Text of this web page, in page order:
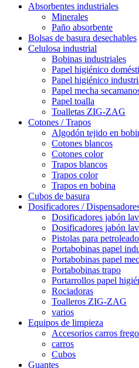
Absorbentes industriales
Minerales
Paño absorbente
Bolsas de basura desechables
Celulosa industrial
Bobinas industriales
Papel higiénico
Papel higiénico
Papel mecha
Papel toalla
Toalletas ZIG-ZAG
Cotones / Trapos
Algodón tejido en
Cotones blancos
Cotones color
Trapos blancos
Trapos color
Trapos en bobina
Cubos de basura
Dosificadores /
Dosificadores jabón
Dosificadores jabón
Pistolas para petroleado
Portabobinas papel
Portabobinas papel
Portabobinas trapo
Portarrollos papel
Rociadoras
Toalleros ZIG-ZAG
varios
Equipos de limpieza
Accesorios carros
carros
Cubos
Guantes